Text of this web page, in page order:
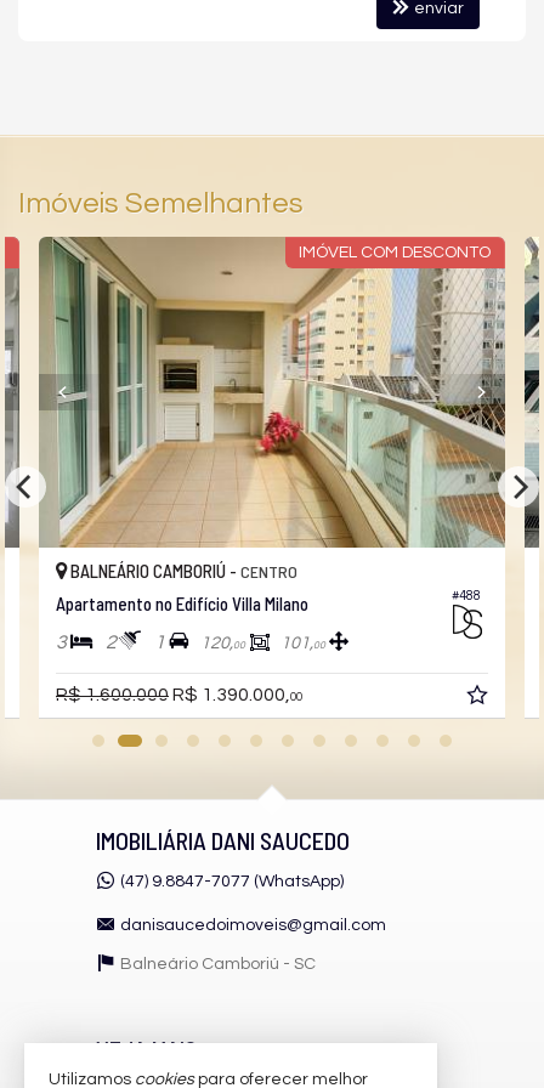
enviar
Imóveis Semelhantes
IMÓVEL COM DESCONTO
#488
BALNEÁRIO CAMBORIÚ - CENTRO
Apartamento no Edifício Villa Milano
3 2 1 120,00 101,00
R$ 1.600.000R$ 1.390.000, 00
IMOBILIÁRIA DANI SAUCEDO
(47) 9.8847-7077 (WhatsApp)
danisaucedoimoveis@gmail.com
Balneário Camboriú - SC
VEJA MAIS
Utilizamos cookiespara oferecer melhor